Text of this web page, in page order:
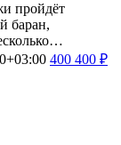
пройдёт
баран,
400 400 ₽